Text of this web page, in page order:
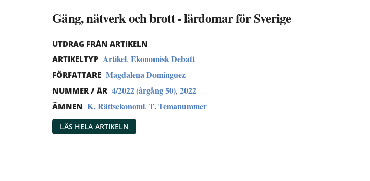
Gäng, nätverk och brott - lärdomar för Sverige
UTDRAG FRÅN ARTIKELN
ARTIKELTYP Artikel, Ekonomisk Debatt
FÖRFATTARE Magdalena Domínguez
NUMMER / ÅR 4/2022 (årgång 50), 2022
ÄMNEN K. Rättsekonomi, T. Temanummer
LÄS HELA ARTIKELN